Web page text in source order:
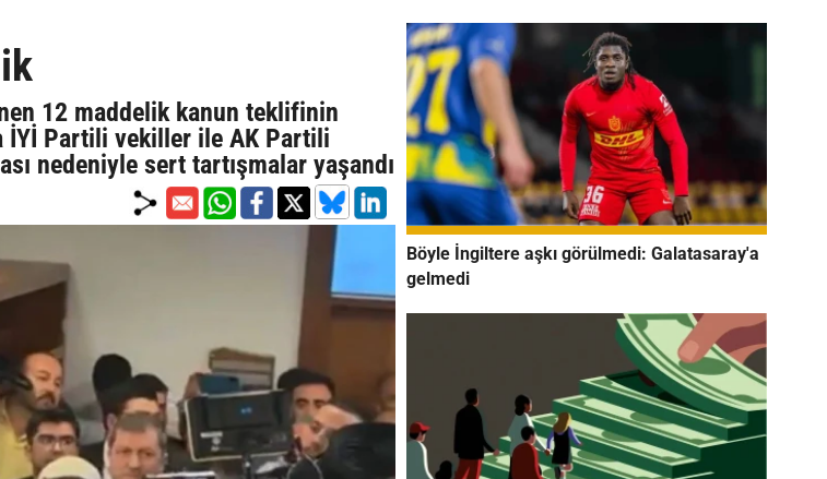
12 maddelik kanun teklifinin
İYİ Partili vekiller ile AK Partili
nedeniyle sert tartışmalar yaşandı
Böyle İngiltere aşkı görülmedi: Galatasaray'a
gelmedi